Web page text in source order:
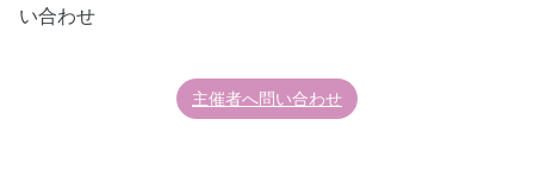
い合わせ
主催者へ問い合わせ